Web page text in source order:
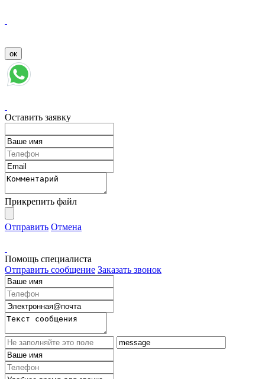
Оставить заявку
Прикрепить файл
Отправить Отмена
Помощь специалиста
Отправить сообщение Заказать звонок